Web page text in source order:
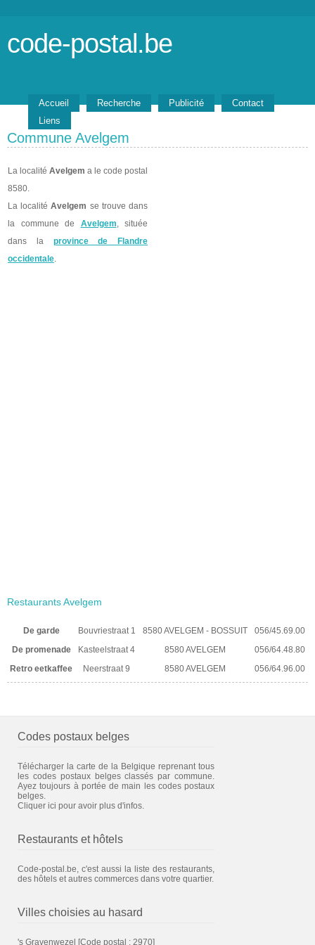
code-postal.be
Accueil Recherche Publicité
Contact
Liens
Commune Avelgem
La localité Avelgem a le code postal
8580.
La localitéAvelgem se trouve dans
la commune de Avelgem, située
dans la province de Flandre
occidentale.
Restaurants Avelgem
De garde Bouvriestraat 1 8580 AVELGEM - BOSSUIT
056/45.69.00
De promenade
Kasteelstraat 4 8580 AVELGEM
056/64.48.80
Retro eetkaffee
Neerstraat 9 8580 AVELGEM 056/64.96.00
Codes postaux belges
Télécharger la carte de la Belgique reprenant tous
les codes postaux belges classés par commune.
Ayez toujours à portée de main les codes postaux
belges.
Cliquer ici pour avoir plus d'infos.
Restaurants et hôtels
Code-postal.be, c'est aussi la liste des restaurants,
des hôtels et autres commerces dans votre quartier.
Villes choisies au hasard
's Gravenwezel [Code postal : 2970]